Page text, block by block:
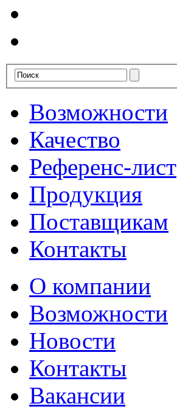
Возможности
Качество
Референс-лист
Продукция
Поставщикам
Контакты
О компании
Возможности
Новости
Контакты
Вакансии